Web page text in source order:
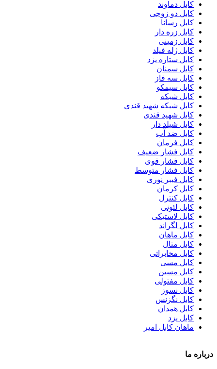
کابل دماوند
کابل دو زوجی
کابل رسانا
کابل زره دار
کابل زمینی
کابل ژله فیلد
کابل ستاره یزد
کابل سمنان
کابل سه فاز
کابل سیمکو
کابل شبکه
کابل شبکه شهید قندی
کابل شهید قندی
کابل شیلد دار
کابل ضد آب
کابل فرمان
کابل فشار ضعیف
کابل فشار قوی
کابل فشار متوسط
کابل فیبر نوری
کابل کرمان
کابل کنترل
کابل لئونی
کابل لاستیکی
کابل لگراند
کابل ماهان
کابل متال
کابل مخابراتی
کابل مسی
کابل مسین
کابل مفتولی
کابل نسوز
کابل نگزنس
کابل همدان
کابل یزد
ماهان کابل امیر
درباره ما